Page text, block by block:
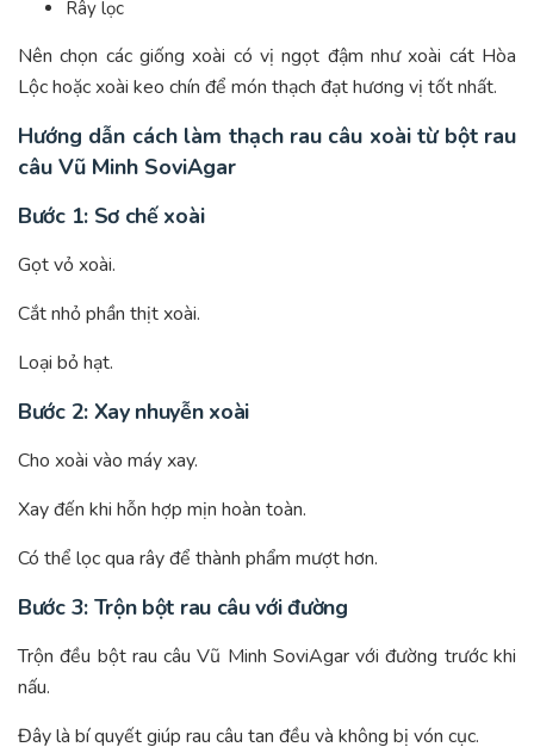
Rây lọc
Nên chọn các giống xoài có vị ngọt đậm như xoài cát Hòa
Lộc hoặc xoài keo chín để món thạch đạt hương vị tốt nhất.
Hướng dẫn cách làm thạch rau câu xoài từ bột rau
câu Vũ Minh SoviAgar
Bước 1: Sơ chế xoài
Gọt vỏ xoài.
Cắt nhỏ phần thịt xoài.
Loại bỏ hạt.
Bước 2: Xay nhuyễn xoài
Cho xoài vào máy xay.
Xay đến khi hỗn hợp mịn hoàn toàn.
Có thể lọc qua rây để thành phẩm mượt hơn.
Bước 3: Trộn bột rau câu với đường
Trộn đều bột rau câu Vũ Minh SoviAgar với đường trước khi
nấu.
Đây là bí quyết giúp rau câu tan đều và không bị vón cục.